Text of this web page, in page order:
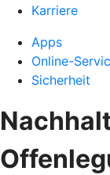
Karriere
Apps
Online-
Sicherheit